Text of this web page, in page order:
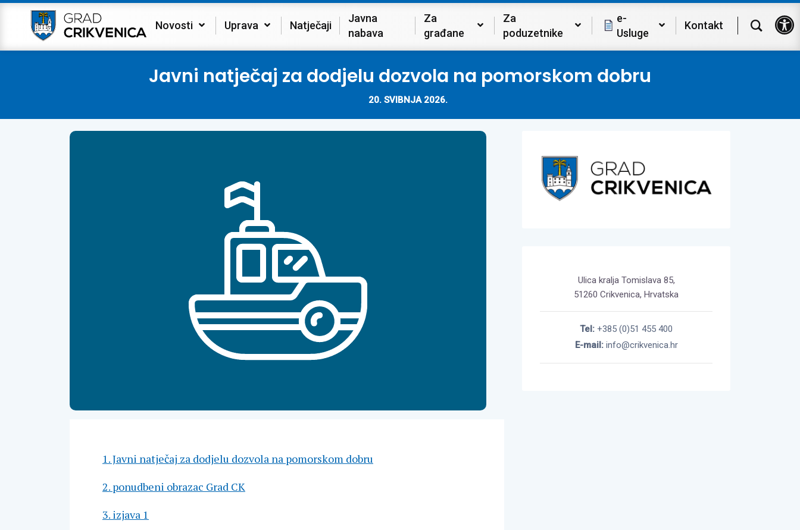
Novosti Uprava Natječaji
Javna
nabava
Za
građane
Za
poduzetnike
e-
Usluge
Kontakt
Javni natječaj za dodjelu dozvola na pomorskom dobru
20. SVIBNJA 2026.
1. Javni natječaj za dodjelu dozvola na pomorskom dobru
2. ponudbeni obrazac Grad CK
3. izjava 1
Ulica kralja Tomislava 85,
51260 Crikvenica, Hrvatska
Tel: +385 (0)51 455 400
E-mail:info@crikvenica.hr